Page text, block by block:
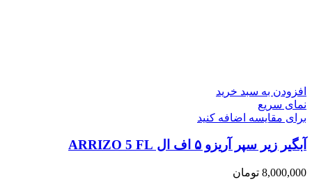
افزودن به سبد خرید
نمای سریع
برای مقایسه اضافه کنید
آبگیر زیر سپر آریزو ۵ اف ال ARRIZO 5 FL
8,000,000 تومان